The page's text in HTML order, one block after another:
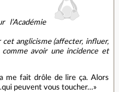
l’Académie
anglicisme (affecter, influer,
comme avoir une incidence et
me fait drôle de lire ça. Alors
peuvent vous toucher…»